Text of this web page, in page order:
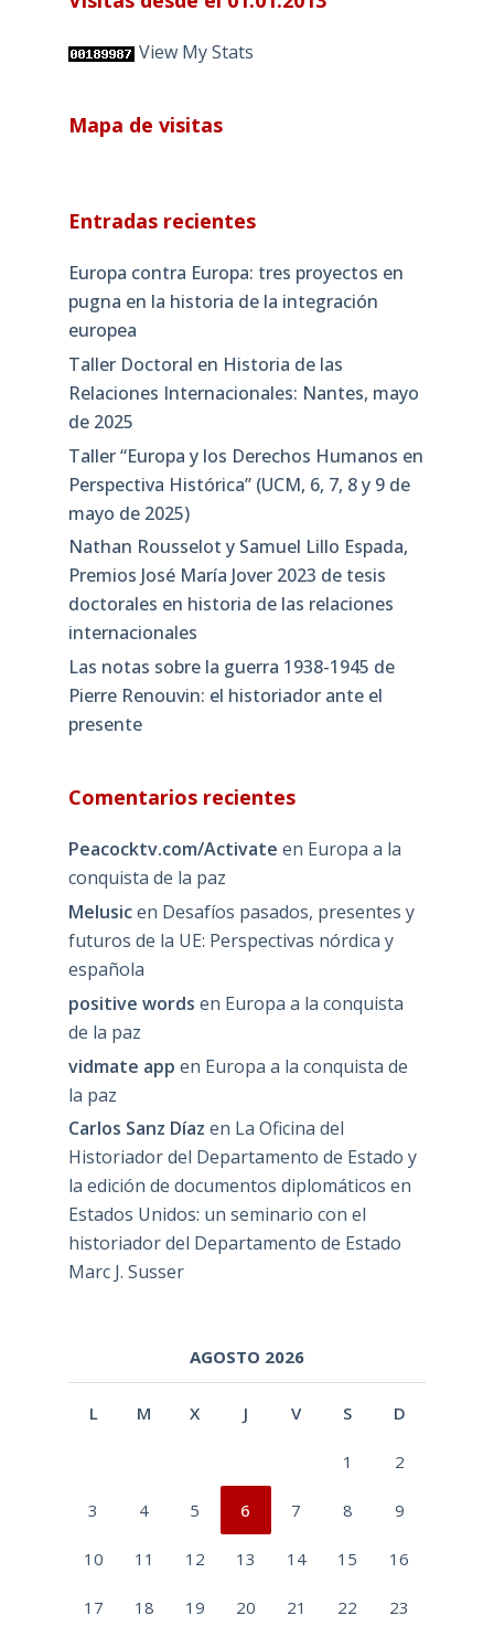
View My Stats
Mapa de visitas
Entradas recientes
Europa contra Europa: tres proyectos en
pugna en la historia de la integración
europea
Taller Doctoral en Historia de las
Relaciones Internacionales: Nantes, mayo
de 2025
Taller “Europa y los Derechos Humanos en
Perspectiva Histórica” (UCM, 6, 7, 8 y 9 de
mayo de 2025)
Nathan Rousselot y Samuel Lillo Espada,
Premios José María Jover 2023 de tesis
doctorales en historia de las relaciones
internacionales
Las notas sobre la guerra 1938-1945 de
Pierre Renouvin: el historiador ante el
presente
Comentarios recientes
Peacocktv.com/Activate en Europa a la
conquista de la paz
Melusicen Desafíos pasados, presentes y
futuros de la UE: Perspectivas nórdica y
española
positive words en Europa a la conquista
de la paz
vidmate app en Europa a la conquista de
la paz
Carlos Sanz Díaz en La Oficina del
Historiador del Departamento de Estado y
la edición de documentos diplomáticos en
Estados Unidos: un seminario con el
historiador del Departamento de Estado
Marc J. Susser
AGOSTO 2026
L M X J V S D
1 2
3 4 5 6 7 8 9
10 11 12 13 14 15 16
17 18 19 20 21 22 23